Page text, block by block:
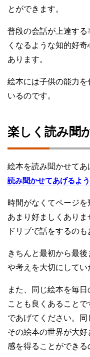
とができます。
普段の会話が上達す
くなるような知的好
あります。
絵本には子供の能力
いるのです。
楽しく読み聞
絵本を読み聞かせてあ
読み聞かせてあげるよう
時間がなくてページ
あまり好ましくあり
ドリブで話をするのも
きちんと最初から最
や考えを大切にしてい
また、同じ絵本を毎
ことも良くあること
であげてください。同
その絵本の世界が大
感を得ることができる